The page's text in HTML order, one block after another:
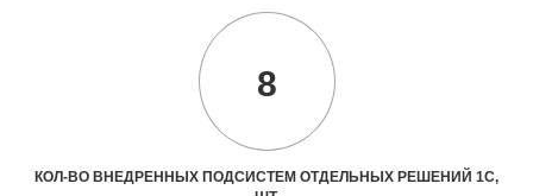
8
КОЛ-ВО ВНЕДРЕННЫХ ПОДСИСТЕМ ОТДЕЛЬНЫХ РЕШЕНИЙ 1С,